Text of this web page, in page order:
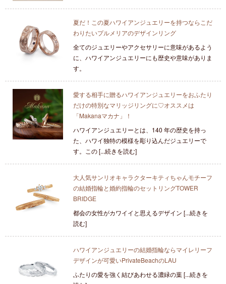
夏だ！この夏ハワイアンジュエリーを持つならこだ
わりたいプルメリアのデザインリング
全てのジュエリーやアクセサリーに意味があるよう
に、ハワイアンジュエリーにも歴史や意味がありま
す。
愛する相手に贈るハワイアンジュエリーをおふたり
だけの特別なマリッジリングに♡オススメは
「Makanaマカナ」！
ハワイアンジュエリーとは、140 年の歴史を持っ
た、ハワイ独特の模様を彫り込んだジュエリーで
す。この [...続きを読む]
大人気サンリオキャラクターキティちゃんモチーフ
の結婚指輪と婚約指輪のセットリングTOWER
BRIDGE
都会の女性がカワイイと思えるデザイン [...続きを
読む]
ハワイアンジュエリーの結婚指輪ならマイレリーフ
デザインが可愛いPrivateBeachのLAU
ふたりの愛を強く結びあわせる濃緑の葉 [...続きを